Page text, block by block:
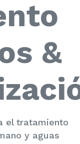
&
el tratamiento
y aguas